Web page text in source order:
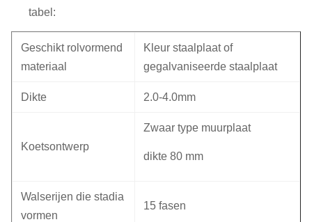
tabel:
Geschikt rolvormend
materiaal
Kleur staalplaat of
gegalvaniseerde staalplaat
Dikte 2.0-4.0mm
Koetsontwerp
Zwaar type muurplaat
dikte 80 mm
Walserijen die stadia
vormen
15 fasen